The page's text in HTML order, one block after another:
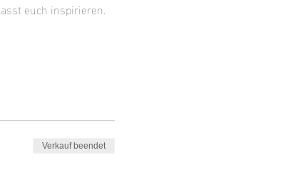
euch inspirieren.
Verkauf beendet